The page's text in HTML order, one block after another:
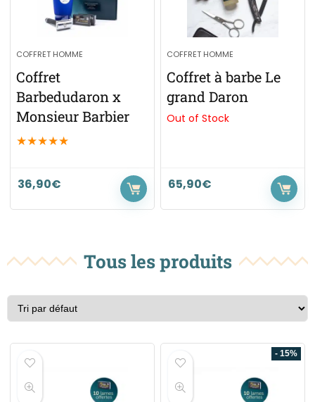
COFFRET HOMME
Coffret
Barbedudaron x
Monsieur Barbier
★★★★★
36,90€
COFFRET HOMME
Coffret à barbe Le
grand Daron
Out of Stock
65,90€
Tous les produits
- 15%